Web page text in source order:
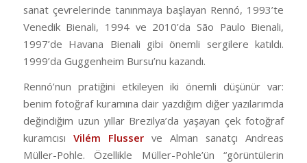
sanat çevrelerinde tanınmaya başlayan Rennó, 1993’te
Venedik Bienali, 1994 ve 2010’da São Paulo Bienali,
1997’de Havana Bienali gibi önemli sergilere katıldı.
1999’da Guggenheim Bursu’nu kazandı.
Rennó’nun pratiğini etkileyen iki önemli düşünür var:
benim fotoğraf kuramına dair yazdığım diğer yazılarımda
değindiğim uzun yıllar Brezilya’da yaşayan çek fotoğraf
kuramcısı Vilém Flusserve Alman sanatçı Andreas
Müller-Pohle. Özellikle Müller-Pohle’ün “görüntülerin